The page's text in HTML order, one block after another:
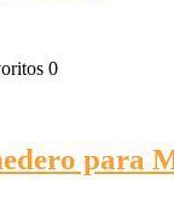
0
para